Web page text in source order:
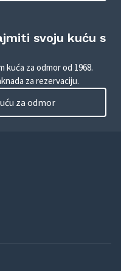
svoju kuću s
kuća za odmor od 1968.
za rezervaciju.
za odmor